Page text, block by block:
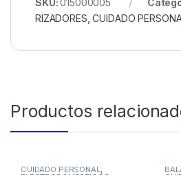
SKU:015000005
RIZADORES ,CUIDADO
Productos
CUIDADO PERSONAL,